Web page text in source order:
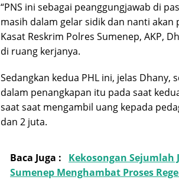
“PNS ini sebagai peanggungjawab di
masih dalam gelar sidik dan nanti akan
Kasat Reskrim Polres Sumenep, AKP,
di ruang kerjanya.
Sedangkan kedua PHL ini, jelas Dhany,
dalam penangkapan itu pada saat
saat saat mengambil uang kepada
dan 2 juta.
Baca Juga :
Kekosongan Sejumlah
Sumenep Menghambat Proses